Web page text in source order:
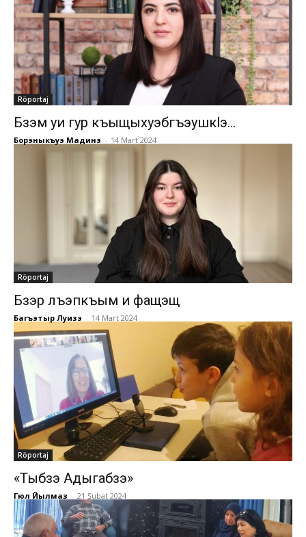
Röportaj
Бзэм уи гур къыщыхуэбгъэушкlэ…
Борэныкъуэ Мадинэ - 14 Mart 2024
Röportaj
Бзэр лъэпкъым и фащэщ
Багъэтыр Луизэ - 14 Mart 2024
Röportaj
«Тыбзэ Адыгабзэ»
Гюл Йылмаз - 21 Şubat 2024